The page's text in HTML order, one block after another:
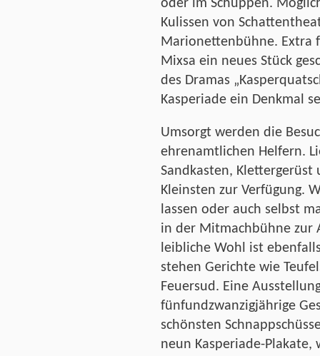
oder im Schuppen.
Kulissen von
Marionettenbühne. Extra
Mixsa ein neues Stück
des Dramas
Kasperiade ein Denkmal
Umsorgt werden die
ehrenamtlichen Helfern.
Sandkasten,
Kleinsten zur Verfügung.
lassen oder auch selbst
in der Mitmachbühne zur
leibliche Wohl ist
stehen Gerichte wie
Feuersud. Eine
fünfundzwanzigjährige
schönsten
neun Kasperiade-